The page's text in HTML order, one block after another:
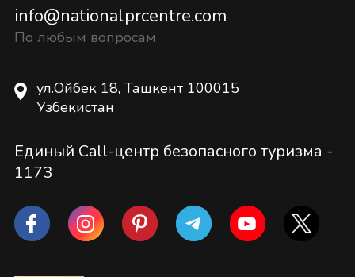
info@nationalprcentre.com
По любым вопросам
ул.Ойбек 18, Ташкент 100015
Узбекистан
Единый Call-центр безопасного туризма -
1173